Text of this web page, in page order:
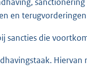
en
sancties die